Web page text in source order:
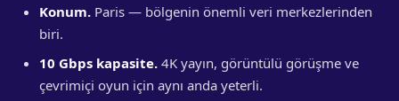
Konum. Paris — bölgenin önemli veri merkezlerinden
biri.
10 Gbps kapasite. 4K yayın, görüntülü görüşme ve
çevrimiçi oyun için aynı anda yeterli.